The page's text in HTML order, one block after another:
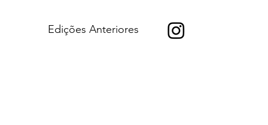
Edições Anteriores